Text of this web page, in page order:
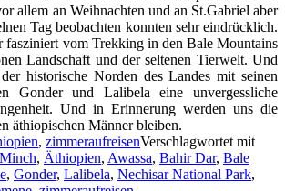
allem an Weihnachten und an St.Gabriel aber
Tag beobachten konnten sehr eindrücklich.
fasziniert vom Trekking in den Bale Mountains
Landschaft und der seltenen Tierwelt. Und
historische Norden des Landes mit seinen
Gonder und Lalibela eine unvergessliche
Und in Erinnerung werden uns die
äthiopischen Männer bleiben.
, zimmeraufreisenVerschlagwortet mit
, Äthiopien, Awassa, Bahir Dar, Bale
, Gonder, Lalibela, Nechisar National Park,